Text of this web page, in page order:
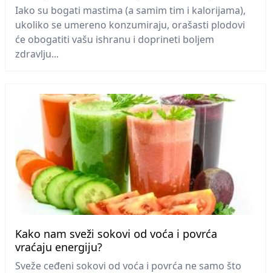
Iako su bogati mastima (a samim tim i kalorijama),
ukoliko se umereno konzumiraju, orašasti plodovi
će obogatiti vašu ishranu i doprineti boljem
zdravlju...
Kako nam sveži sokovi od voća i povrća
vraćaju energiju?
Sveže ceđeni sokovi od voća i povrća ne samo što